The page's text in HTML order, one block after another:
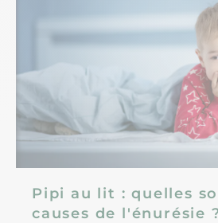
Pipi au lit : quelles
causes de l'énurésie